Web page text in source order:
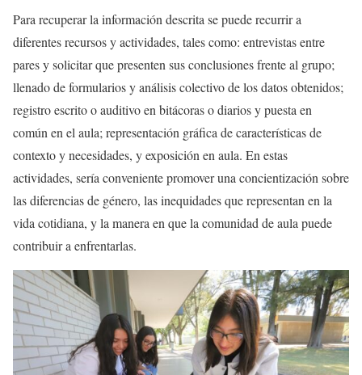
Para recuperar la información descrita se puede recurrir a
diferentes recursos y actividades, tales como: entrevistas entre
pares y solicitar que presenten sus conclusiones frente al grupo;
llenado de formularios y análisis colectivo de los datos obtenidos;
registro escrito o auditivo en bitácoras o diarios y puesta en
común en el aula; representación gráfica de características de
contexto y necesidades, y exposición en aula. En estas
actividades, sería conveniente promover una concientización sobre
las diferencias de género, las inequidades que representan en la
vida cotidiana, y la manera en que la comunidad de aula puede
contribuir a enfrentarlas.